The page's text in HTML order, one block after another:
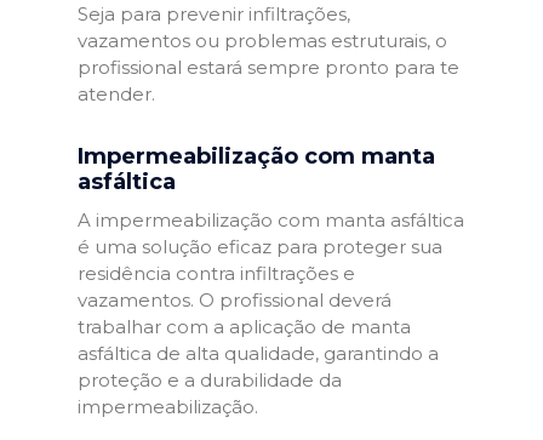
Seja para prevenir infiltrações,
vazamentos ou problemas estruturais, o
profissional estará sempre pronto para te
atender.
Impermeabilização com manta
asfáltica
A impermeabilização com manta asfáltica
é uma solução eficaz para proteger sua
residência contra infiltrações e
vazamentos. O profissional deverá
trabalhar com a aplicação de manta
asfáltica de alta qualidade, garantindo a
proteção e a durabilidade da
impermeabilização.